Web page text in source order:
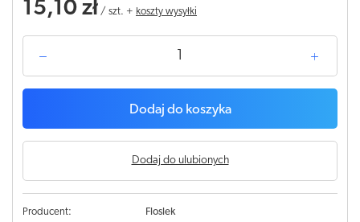
15,10 zł / szt. + koszty wysyłki
Dodaj do koszyka
Dodaj do ulubionych
Producent: Floslek